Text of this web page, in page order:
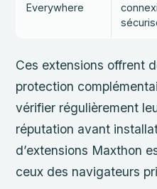
Everywhere
Ces extensions offrent
protection
vérifier régulièrement
réputation avant
d’extensions Maxthon
ceux des navigateurs